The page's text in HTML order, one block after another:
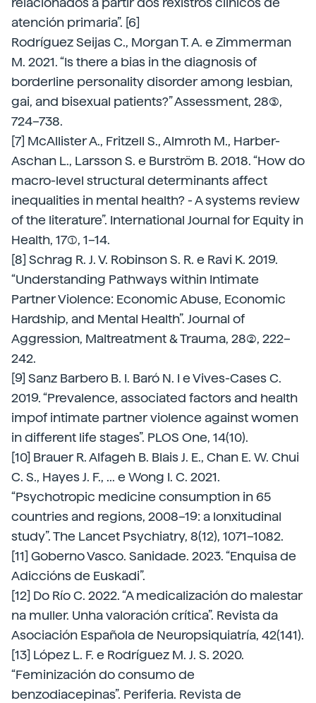
atención primaria”. [6]
Rodríguez Seijas C., Morgan T. A. e Zimmerman
M. 2021. “Is there a bias in the diagnosis of
borderline personality disorder among lesbian,
gai, and bisexual patients?” Assessment, 28(3),
724–738.
[7] McAllister A., Fritzell S., Almroth M., Harber-
Aschan L., Larsson S. e Burström B. 2018. “How do
macro-level structural determinants affect
inequalities in mental health? - A systems review
of the literature”. International Journal for Equity in
Health, 17(1), 1–14.
[8] Schrag R. J. V. Robinson S. R. e Ravi K. 2019.
“Understanding Pathways within Intimate
Partner Violence: Economic Abuse, Economic
Hardship, and Mental Health”. Journal of
Aggression, Maltreatment & Trauma, 28(2), 222–
242.
[9] Sanz Barbero B. I. Baró N. I e Vives-Cases C.
2019. “Prevalence, associated factors and health
impof intimate partner violence against women
in different life stages”. PLOS One, 14(10).
[10] Brauer R. Alfageh B. Blais J. E., Chan E. W. Chui
C. S., Hayes J. F., ... e Wong I. C. 2021.
“Psychotropic medicine consumption in 65
countries and regions, 2008–19: a lonxitudinal
study”. The Lancet Psychiatry, 8(12), 1071–1082.
[11] Goberno Vasco. Sanidade. 2023. “Enquisa de
Adiccións de Euskadi”.
[12] Do Río C. 2022. “A medicalización do malestar
na muller. Unha valoración crítica”. Revista da
Asociación Española de Neuropsiquiatría, 42(141).
[13] López L. F. e Rodríguez M. J. S. 2020.
“Feminización do consumo de
benzodiacepinas”. Periferia. Revista de